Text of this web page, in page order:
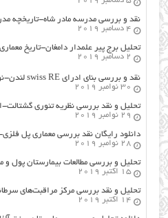
نقد و بررسی مدرسه مادر شاه-تاریخچه
4 دسامبر 2019
تحلیل برج پیر علمدار دامغان-تاریخ
2 دسامبر 2019
نقد و بررسی بنای ادرای swiss RE لندن-نورمن فاستر
30 نوامبر 2019
تحلیل و نقد بررسی نظریه تئوری
29 نوامبر 2019
دانلود رایگان نقد بررسی معماری پل
28 نوامبر 2019
تحلیل و بررسی مطالعات بیمارستان پول
15 اکتبر 2019
تحلیل و نقد بررسی مرکز مراقبت‌های
14 اکتبر 2019